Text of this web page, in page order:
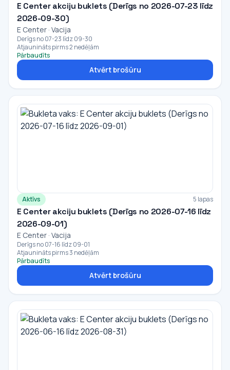
E Center akciju buklets (Derīgs no 2026-07-23 līdz
2026-09-30)
E Center · Vacija
Derīgs no 07-23 līdz 09-30
Atjaunināts pirms 2 nedēļām
Pārbaudīts
Atvērt brošūru
Aktīvs 5 lapas
E Center akciju buklets (Derīgs no 2026-07-16 līdz
2026-09-01)
E Center · Vacija
Derīgs no 07-16 līdz 09-01
Atjaunināts pirms 3 nedēļām
Pārbaudīts
Atvērt brošūru